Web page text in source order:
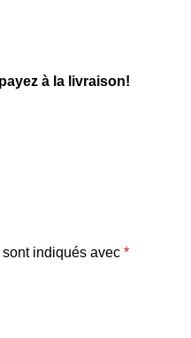
à la livraison!
indiqués avec *